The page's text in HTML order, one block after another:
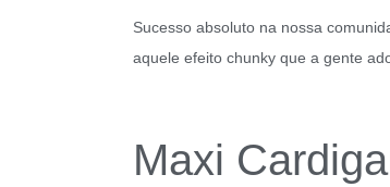
Sucesso absoluto na nossa
aquele efeito chunky que a gente
Maxi